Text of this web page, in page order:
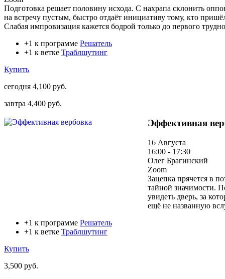
Подготовка решает половину исхода. С нахрапа склонить
на встречу пустым, быстро отдаёт инициативу тому, кто
Слабая импровизация кажется бодрой только до первого
+1 к программе Решатель
+1 к ветке Траблшутинг
Купить
сегодня 4,100 руб.
завтра 4,400 руб.
Эффективная
16 Августа
16:00 - 17:30
Олег Брагинский
Zoom
Зацепка прячется в
тайной значимости.
увидеть дверь, за
ещё не названную
+1 к программе Решатель
+1 к ветке Траблшутинг
Купить
3,500 руб.